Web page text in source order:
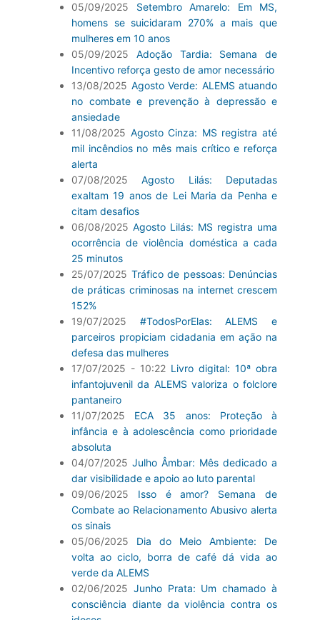
05/09/2025 Setembro Amarelo: Em MS,
homens se suicidaram 270% a mais que
mulheres em 10 anos
05/09/2025 Adoção Tardia: Semana de
Incentivo reforça gesto de amor necessário
13/08/2025 Agosto Verde: ALEMS atuando
no combate e prevenção à depressão e
ansiedade
11/08/2025 Agosto Cinza: MS registra até
mil incêndios no mês mais crítico e reforça
alerta
07/08/2025Agosto Lilás: Deputadas
exaltam 19 anos de Lei Maria da Penha e
citam desafios
06/08/2025 Agosto Lilás: MS registra uma
ocorrência de violência doméstica a cada
25 minutos
25/07/2025 Tráfico de pessoas: Denúncias
de práticas criminosas na internet crescem
152%
19/07/2025 #TodosPorElas: ALEMS e
parceiros propiciam cidadania em ação na
defesa das mulheres
17/07/2025 - 10:22 Livro digital: 10ª obra
infantojuvenil da ALEMS valoriza o folclore
pantaneiro
11/07/2025 ECA 35 anos: Proteção à
infância e à adolescência como prioridade
absoluta
04/07/2025 Julho Âmbar: Mês dedicado a
dar visibilidade e apoio ao luto parental
09/06/2025 Isso é amor? Semana de
Combate ao Relacionamento Abusivo alerta
os sinais
05/06/2025 Dia do Meio Ambiente: De
volta ao ciclo, borra de café dá vida ao
verde da ALEMS
02/06/2025 Junho Prata: Um chamado à
consciência diante da violência contra os